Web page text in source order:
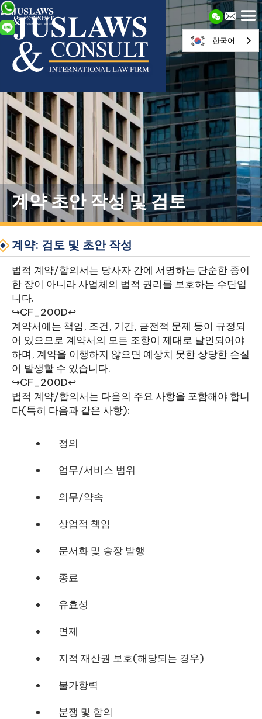
계약 초안 작성 및 검토
계약: 검토 및 초안 작성
법적 계약/합의서는 당사자 간에 서명하는 단순한 종이
한 장이 아니라 사업체의 법적 권리를 보호하는 수단입
니다.
↪CF_200D↩
계약서에는 책임, 조건, 기간, 금전적 문제 등이 규정되
어 있으므로 계약서의 모든 조항이 제대로 날인되어야
하며, 계약을 이행하지 않으면 예상치 못한 상당한 손실
이 발생할 수 있습니다.
↪CF_200D↩
법적 계약/합의서는 다음의 주요 사항을 포함해야 합니
다(특히 다음과 같은 사항):
정의
업무/서비스 범위
의무/약속
상업적 책임
문서화 및 송장 발행
종료
유효성
면제
지적 재산권 보호(해당되는 경우)
불가항력
분쟁 및 합의
한국어